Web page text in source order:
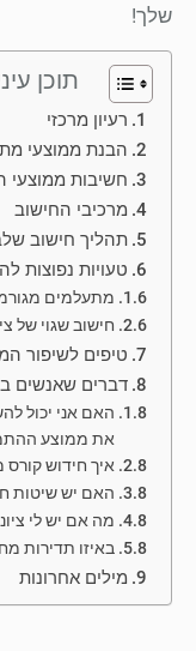
שלך!
תוכן
רעיון מרכזי
הבנת ממוצעי
חשיבות ממוצעי
מרכיבי החישוב
תהליך חישוב
טעויות נפוצות
מתעלמים
חישוב שגוי של
טיפים לשיפור
דברים שאנשים
האם אני יכול
את ממוצע
איך חידוש
האם יש שיטות
מה אם יש לי
באיזו תדירות
מילים אחרונות